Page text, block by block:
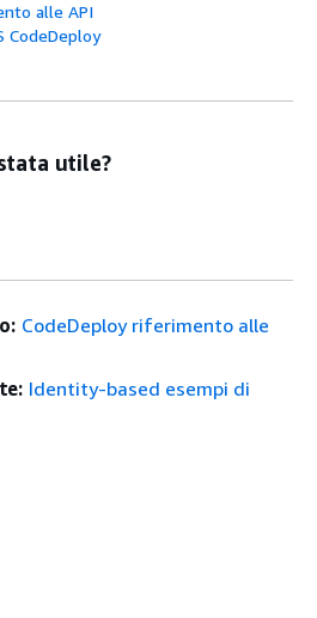
alle API
CodeDeploy
utile?
CodeDeploy riferimento alle
Identity-based esempi di